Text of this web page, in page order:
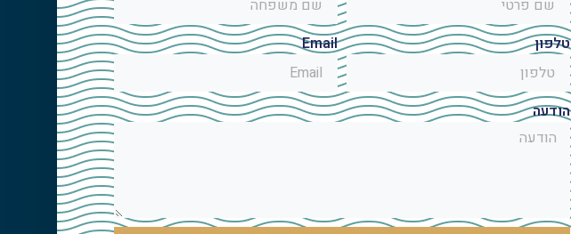
טלפון Email
הודעה